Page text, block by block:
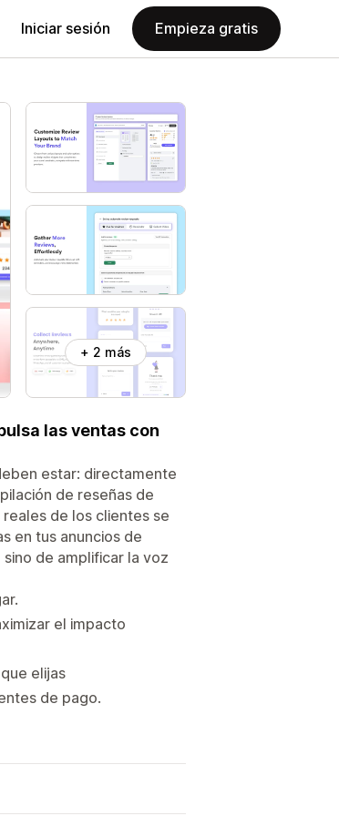
Iniciar sesión Empieza gratis
+ 2 más
las ventas con
estar: directamente
de reseñas de
de los clientes se
en tus anuncios de
de amplificar la voz
el impacto
elijas
de pago.